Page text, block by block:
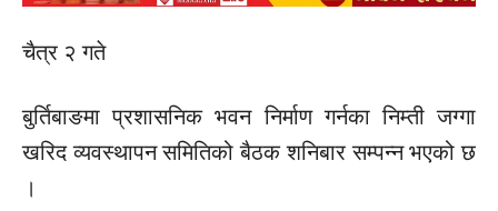
चैत्र २ गते
बुर्तिबाङमा प्रशासनिक भवन निर्माण गर्नकानिम्तीजग्गा
खरिद व्यवस्थापनसमितिको बैठक शनिबार सम्पन्न भएको छ
।